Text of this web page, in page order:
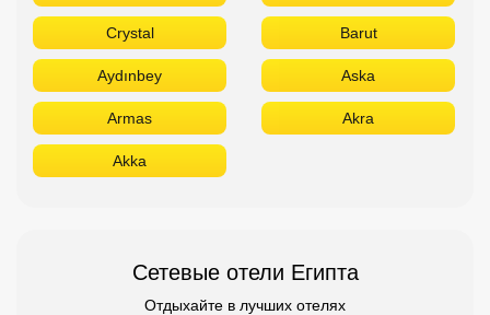
Crystal Barut
Aydınbey Aska
Armas Akra
Akka
Сетевые отели Египта
Отдыхайте в лучших отелях